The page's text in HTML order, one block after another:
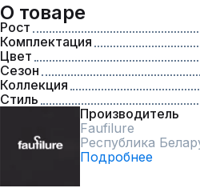
О товаре
Рост
Комплектация
Цвет
Сезон
Коллекция
Стиль
Производитель
Faufilure
Республика
Подробнее